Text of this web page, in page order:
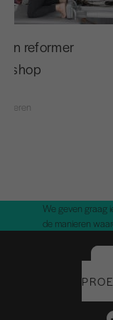
in reformer
leren
We geven graag
de manieren